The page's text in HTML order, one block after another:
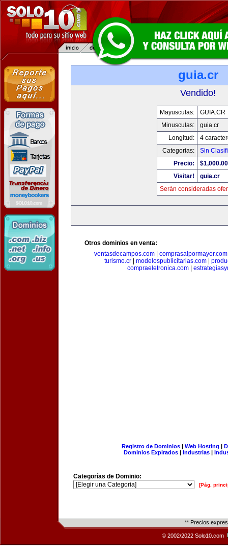
guia.cr
Vendido!
Mayusculas:
GUIA.CR
Minusculas:
guia.cr
Longitud:
4
Categorias:
Sin
Precio:
$1,000.00
Visitar!
guia.cr
Serán consideradas
Otros dominios en venta:
ventasdecampos.com| comprasalpormayor.com
turismo.cr
modelospublicitarias.com
compraeletronica.com
Registro de Dominios| Web Hosting |
Dominios Expirados | Industrias |
Categorías de Dominio:
[Pág.
** Precios
© 2002/2022 Solo10.com